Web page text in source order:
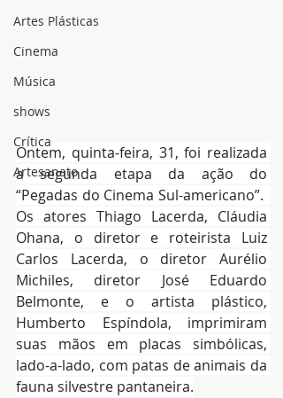
Artes Plásticas
Cinema
Música
shows
Crítica
Artesanato
Ontem, quinta-feira, 31, foi realizada
a segunda etapa da ação do
“Pegadas do Cinema Sul-americano”.
Os atores Thiago Lacerda, Cláudia
Ohana, o diretor e roteirista Luiz
Carlos Lacerda, o diretor Aurélio
Michiles, diretor José Eduardo
Belmonte, e o artista plástico,
Humberto Espíndola, imprimiram
suas mãos em placas simbólicas,
lado-a-lado, com patas de animais da
fauna silvestre pantaneira.